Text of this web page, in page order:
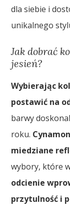
dla siebie i
unikalnego
Jak dobrać
jesień?
Wybierając
postawić na
barwy
roku.
miedziane
wybory, które
odcienie
przytulność i